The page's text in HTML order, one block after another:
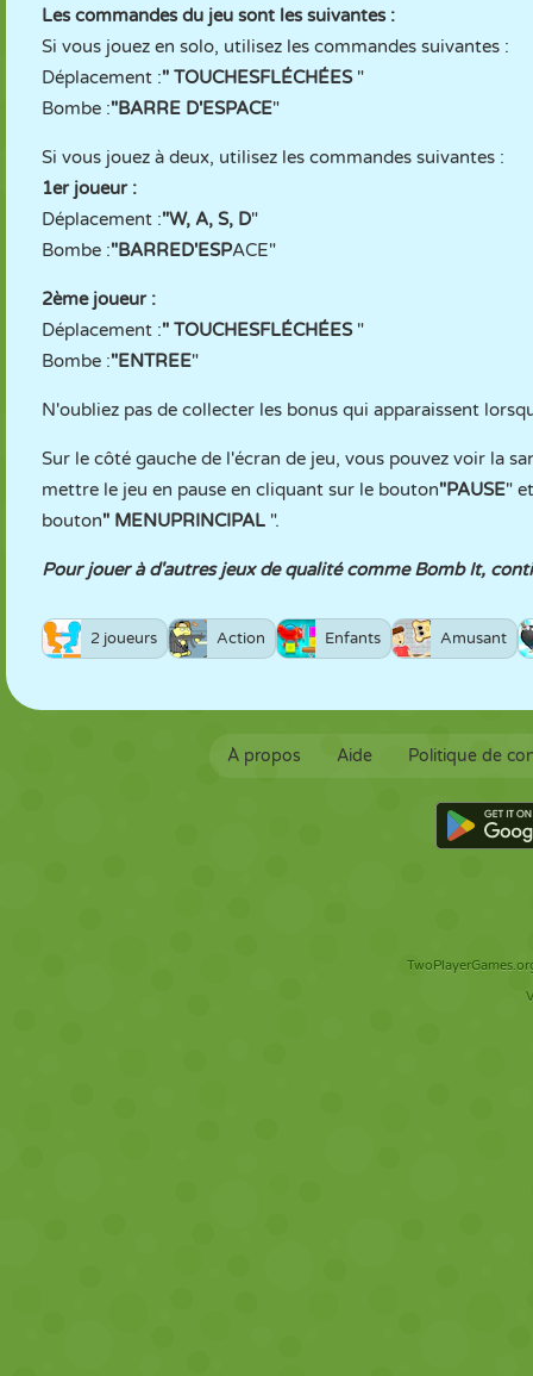
Les commandes du jeu sont les suivantes :
Si vous jouez en solo, utilisez les commandes suivantes :
Déplacement :" TOUCHESFLÉCHÉES "
Bombe :"BARRE D'ESPACE"
Si vous jouez à deux, utilisez les commandes suivantes :
1er joueur :
Déplacement :"W, A, S, D"
Bombe :"BARRED'ESPACE"
2ème joueur :
Déplacement :" TOUCHESFLÉCHÉES "
Bombe :"ENTREE"
N'oubliez pas de collecter les bonus qui apparaissent
Sur le côté gauche de l'écran de jeu, vous pouvez voir la
mettre le jeu en pause en cliquant sur le bouton"PAUSE"
bouton" MENUPRINCIPAL ".
Pour jouer à d'autres jeux de qualité comme Bomb It,
2 joueurs Action Enfants Amusant
À propos Aide Politique de